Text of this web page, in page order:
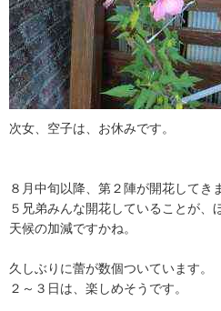
次女、空子は、お休みです。
８月中旬以降、第２陣が開花してき
５兄弟みんな開花していることが、
天候の加減ですかね。
久しぶりに蕾が数個ついています。
２～３日は、楽しめそうです。